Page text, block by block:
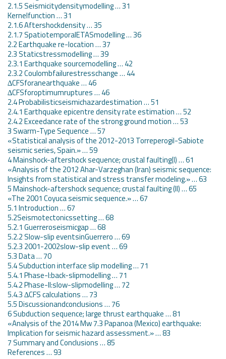
2.1.5 Seismicitydensitymodelling … 31
Kernelfunction … 31
2.1.6 Aftershockdensity … 35
2.1.7 SpatiotemporalETASmodelling … 36
2.2 Earthquake re-location … 37
2.3 Staticstressmodelling … 39
2.3.1 Earthquake sourcemodelling … 42
2.3.2 Coulombfailurestresschange … 44
∆CFSforanearthquake … 46
∆CFSforoptimumruptures … 46
2.4 Probabilisticseismichazardestimation … 51
2.4.1 Earthquake epicentre density rate estimation … 52
2.4.2 Exceedance rate of the strong ground motion … 53
3 Swarm-Type Sequence … 57
«Statistical analysis of the 2012-2013 Torreperogil-Sabiote
seismic series, Spain.» … 59
4 Mainshock-aftershock sequence; crustal faulting(I) … 61
«Analysis of the 2012 Ahar-Varzeghan (Iran) seismic sequence:
Insights from statistical and stress transfer modeling.» … 63
5 Mainshock-aftershock sequence; crustal faulting (II) … 65
«The 2001 Coyuca seismic sequence.» … 67
5.1 Introduction … 67
5.2Seismotectonicssetting … 68
5.2.1 Guerreroseismicgap … 68
5.2.2 Slow-slip eventsinGuerrero … 69
5.2.3 2001-2002slow-slip event … 69
5.3 Data … 70
5.4 Subduction interface slip modelling … 71
5.4.1 Phase-I:back-slipmodelling … 71
5.4.2 Phase-II:slow-slipmodelling … 72
5.4.3 ∆CFS calculations … 73
5.5 Discussionandconclusions … 76
6 Subduction sequence; large thrust earthquake … 81
«Analysis of the 2014 Mw 7.3 Papanoa (Mexico) earthquake:
Implication for seismic hazard assessment.» … 83
7 Summary and Conclusions … 85
References … 93